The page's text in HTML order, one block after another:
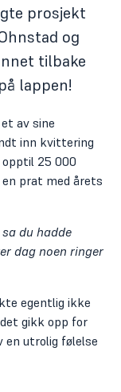
prosjekt
og
tilbake
lappen!
av sine
inn kvittering
25 000
prat med årets
du hadde
dag noen ringer
egentlig ikke
gikk opp for
utrolig følelse